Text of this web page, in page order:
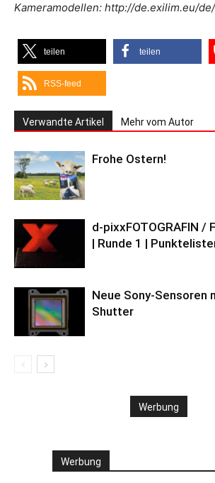
Kameramodellen: http://de.exilim.eu/
teilen teilen
RSS-feed
Verwandte Artikel Mehr vom Autor
Frohe Ostern!
d-pixxFOTOGRAFIN /
| Runde 1 |
Neue Sony-Sensoren
Shutter
Werbung
Werbung